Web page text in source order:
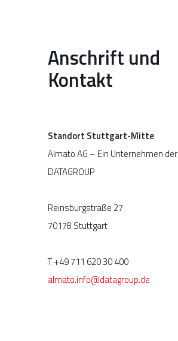
Anschrift und
Kontakt
Standort Stuttgart-Mitte
Almato AG – Ein Unternehmen der
DATAGROUP
Reinsburgstraße 27
70178 Stuttgart
T +49 711 620 30 400
almato.info@datagroup.de